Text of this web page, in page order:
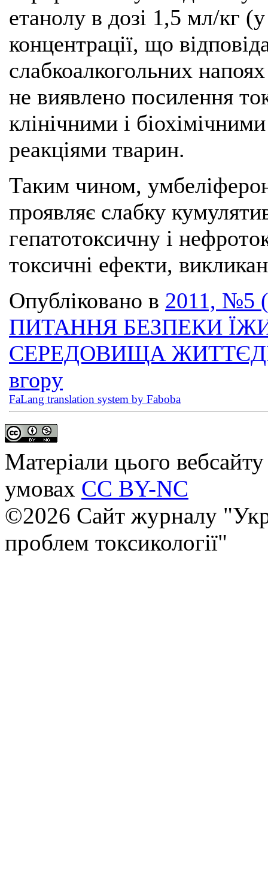
етанолу в дозі 1,5 мл/кг
концентрації, що
слабкоалкогольних
не виявлено посилення
клінічними і
реакціями тварин.
Таким чином,
проявляє слабку
гепатотоксичну і
токсичні ефекти,
Опубліковано в 2011, №5
ПИТАННЯ БЕЗПЕКИ
СЕРЕДОВИЩА
вгору
FaLang translation system by Faboba
Матеріали цього
умовах CC BY-NC
©2026 Сайт журналу
проблем токсикології"